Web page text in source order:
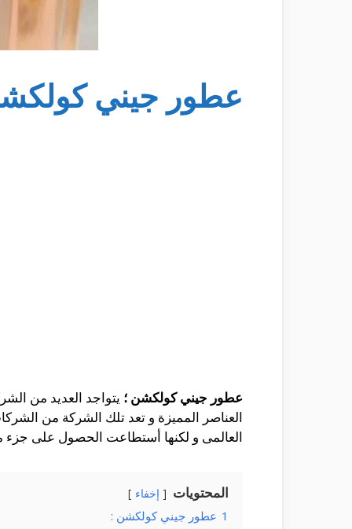
عطور جيني
عطور جيني كولكشن ؛ يتواجد العديد من
العناصر المميزة و تعد تلك الشركة من
العالمى و لكنها أستطاعت الحصول على جزء
المحتويات إخفاء
1 عطور جيني كولكشن :